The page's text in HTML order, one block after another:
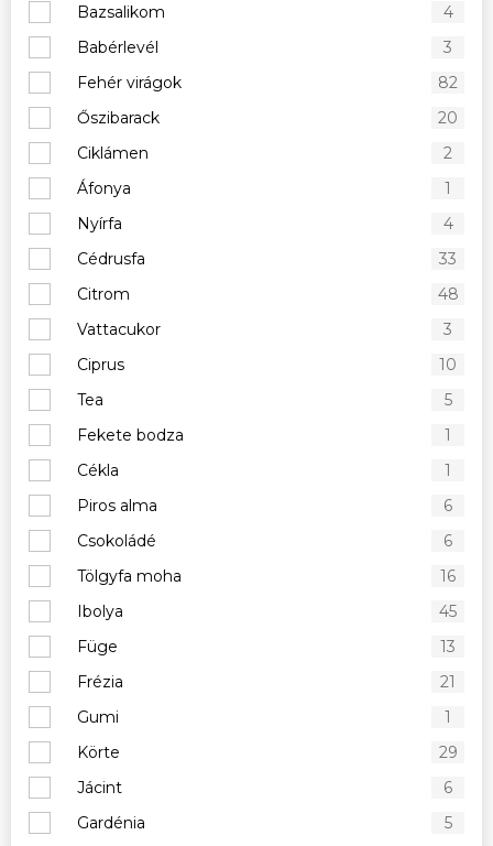
Bazsalikom
4
Babérlevél
3
Fehér virágok
82
Őszibarack
20
Ciklámen
2
Áfonya
1
Nyírfa
4
Cédrusfa
33
Citrom
48
Vattacukor
3
Ciprus
10
Tea
5
Fekete bodza
1
Cékla
1
Piros alma
6
Csokoládé
6
Tölgyfa moha
16
Ibolya
45
Füge
13
Frézia
21
Gumi
1
Körte
29
Jácint
6
Gardénia
5